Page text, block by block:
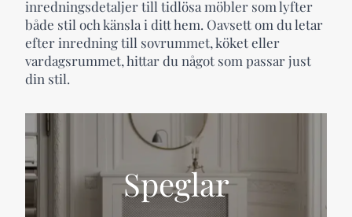
Speglar
inredningsdetaljer till tidlösa möbler som lyfter
både stil och känsla i ditt hem. Oavsett om du letar
efter inredning till sovrummet, köket eller
vardagsrummet, hittar du något som passar just
din stil.